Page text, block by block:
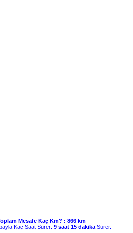
Mesafe Kaç Km? :866 km
Kaç Saat Sürer:9 saat 15 dakika Sürer.